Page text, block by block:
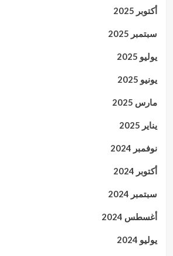
أكتوبر 2025
سبتمبر 2025
يوليو 2025
يونيو 2025
مارس 2025
يناير 2025
نوفمبر 2024
أكتوبر 2024
سبتمبر 2024
أغسطس 2024
يوليو 2024